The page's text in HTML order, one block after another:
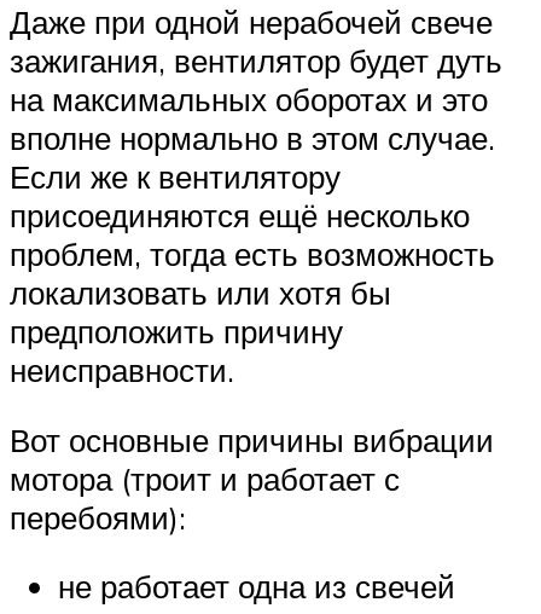
Даже при одной нерабочей свече
зажигания, вентилятор будет дуть
на максимальных оборотах и это
вполне нормально в этом случае.
Если же к вентилятору
присоединяются ещё несколько
проблем, тогда есть возможность
локализовать или хотя бы
предположить причину
неисправности.
Вот основные причины вибрации
мотора (троит и работает с
перебоями):
не работает одна из свечей